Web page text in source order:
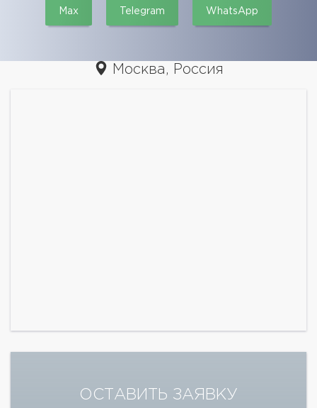
Max Telegram WhatsApp
Москва, Россия
ОСТАВИТЬ ЗАЯВКУ